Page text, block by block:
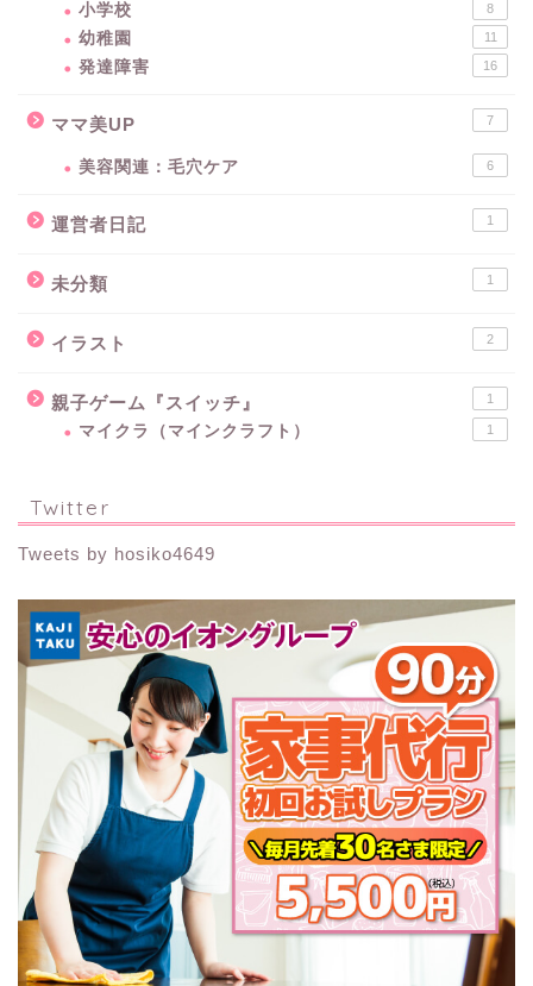
小学校 8
幼稚園 11
発達障害 16
ママ美UP 7
美容関連：毛穴ケア 6
運営者日記 1
未分類 1
イラスト 2
親子ゲーム『スイッチ』 1
マイクラ（マインクラフト） 1
Twitter
Tweets by hosiko4649